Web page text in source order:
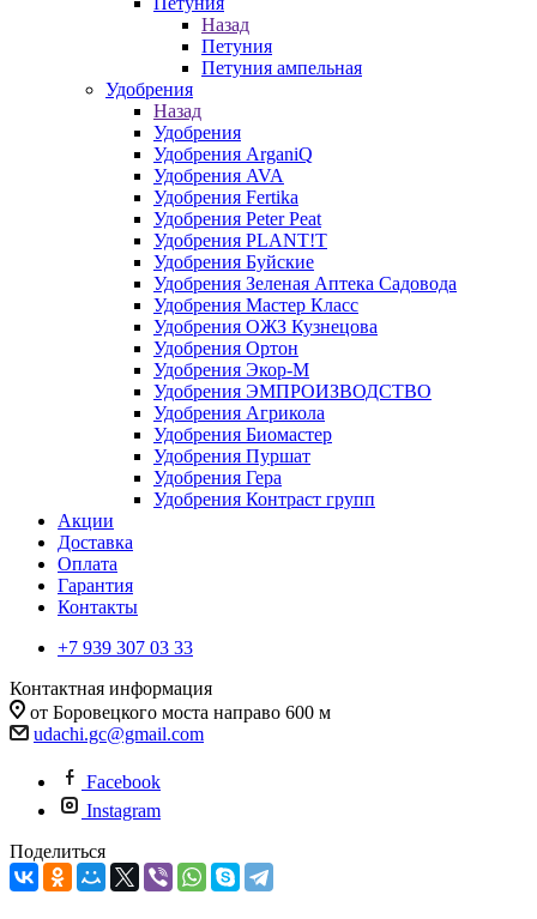
Назад
Петуния
Петуния ампельная
Удобрения
Назад
Удобрения
Удобрения ArganiQ
Удобрения AVA
Удобрения Fertika
Удобрения Peter Peat
Удобрения PLANT!T
Удобрения Буйские
Удобрения Зеленая Аптека Садовода
Удобрения Мастер Класс
Удобрения ОЖЗ Кузнецова
Удобрения Ортон
Удобрения Экор-М
Удобрения ЭМПРОИЗВОДСТВО
Удобрения Агрикола
Удобрения Биомастер
Удобрения Пуршат
Удобрения Гера
Удобрения Контраст групп
Акции
Доставка
Оплата
Гарантия
Контакты
+7 939 307 03 33
Контактная информация
от Боровецкого моста направо 600 м
udachi.gc@gmail.com
Facebook
Instagram
Поделиться